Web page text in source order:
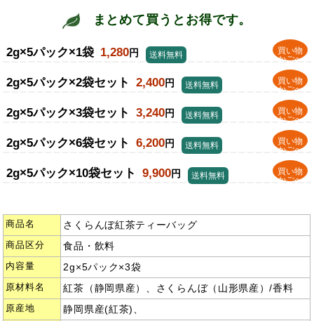
まとめて買うとお得です。
2g×5パック×1袋 1,280円
買い物
かごへ
送料無料
2g×5パック×2袋セット 2,400円
買い物
かごへ
送料無料
2g×5パック×3袋セット 3,240円
買い物
かごへ
送料無料
2g×5パック×6袋セット 6,200円
買い物
かごへ
送料無料
2g×5パック×10袋セット 9,900円
買い物
かごへ
送料無料
商品名 さくらんぼ紅茶ティーバッグ
商品区分 食品・飲料
内容量 2g×5パック×3袋
原材料名 紅茶（静岡県産）、さくらんぼ（山形県産）/香料
原産地 静岡県産(紅茶)、